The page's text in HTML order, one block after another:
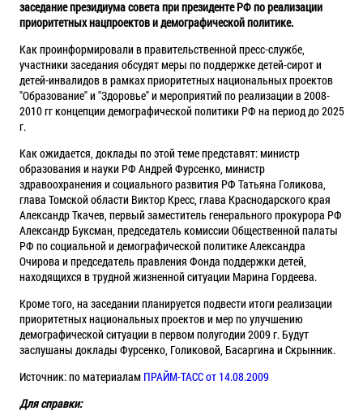
заседание президиума совета при президенте РФ по реализации
приоритетных нацпроектов и демографической политике.
Как проинформировали в правительственной пресс-службе,
участники заседания обсудят меры по поддержке детей-сирот и
детей-инвалидов в рамках приоритетных национальных проектов
"Образование" и "Здоровье" и мероприятий по реализации в 2008-
2010 гг концепции демографической политики РФ на период до 2025
г.
Как ожидается, доклады по этой теме представят: министр
образования и науки РФ Андрей Фурсенко, министр
здравоохранения и социального развития РФ Татьяна Голикова,
глава Томской области Виктор Кресс, глава Краснодарского края
Александр Ткачев, первый заместитель генерального прокурора РФ
Александр Буксман, председатель комиссии Общественной палаты
РФ по социальной и демографической политике Александра
Очирова и председатель правления Фонда поддержки детей,
находящихся в трудной жизненной ситуации Марина Гордеева.
Кроме того, на заседании планируется подвести итоги реализации
приоритетных национальных проектов и мер по улучшению
демографической ситуации в первом полугодии 2009 г. Будут
заслушаны доклады Фурсенко, Голиковой, Басаргина и Скрынник.
Источник: по материалам ПРАЙМ-ТАСС от 14.08.2009
Для справки: